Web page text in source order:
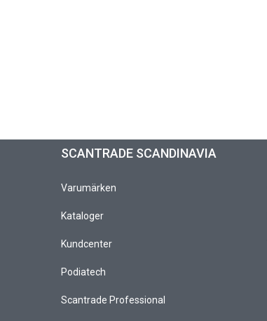
SCANTRADE SCANDINAVIA
Varumärken
Kataloger
Kundcenter
Podiatech
Scantrade Professional